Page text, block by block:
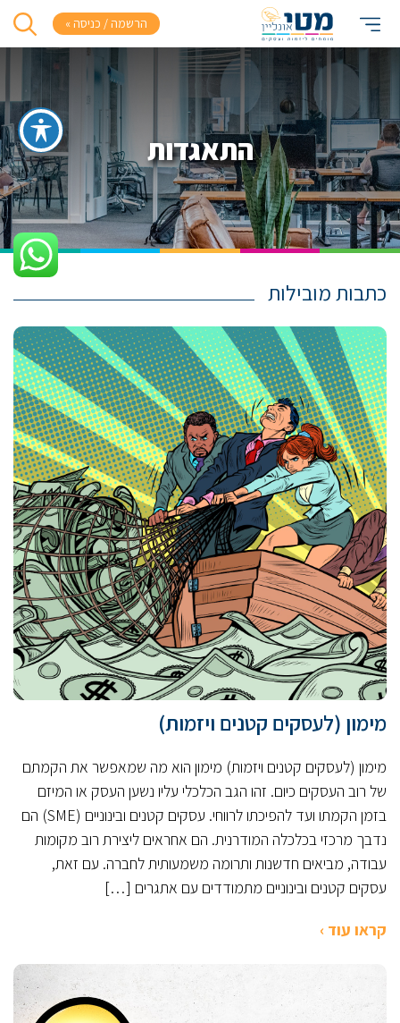
הרשמה / כניסה »
התאגדות
כתבות מובילות
מימון (לעסקים קטנים ויזמות)
מימון (לעסקים קטנים ויזמות) מימון הוא מה שמאפשר את הקמתם
של רוב העסקים כיום. זהו הגב הכלכלי עליו נשען העסק או המיזם
בזמן הקמתו ועד להפיכתו לרווחי. עסקים קטנים ובינוניים (SME) הם
נדבך מרכזי בכלכלה המודרנית. הם אחראים ליצירת רוב מקומות
עבודה, מביאים חדשנות ותרומה משמעותית לחברה. עם זאת,
עסקים קטנים ובינוניים מתמודדים עם אתגרים […]
קראו עוד ›